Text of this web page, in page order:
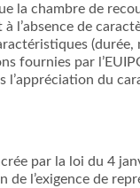
la chambre de
l’absence de
(durée,
fournies par
l’appréciation du
par la loi du 4
l’exigence de